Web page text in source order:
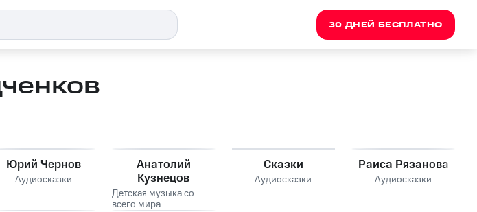
30 ДНЕЙ БЕСПЛАТНО
Юрий Чернов
Аудиосказки
Анатолий
Кузнецов
Детская музыка со
всего мира
Сказки
Аудиосказки
Раиса Рязанова
Аудиосказки